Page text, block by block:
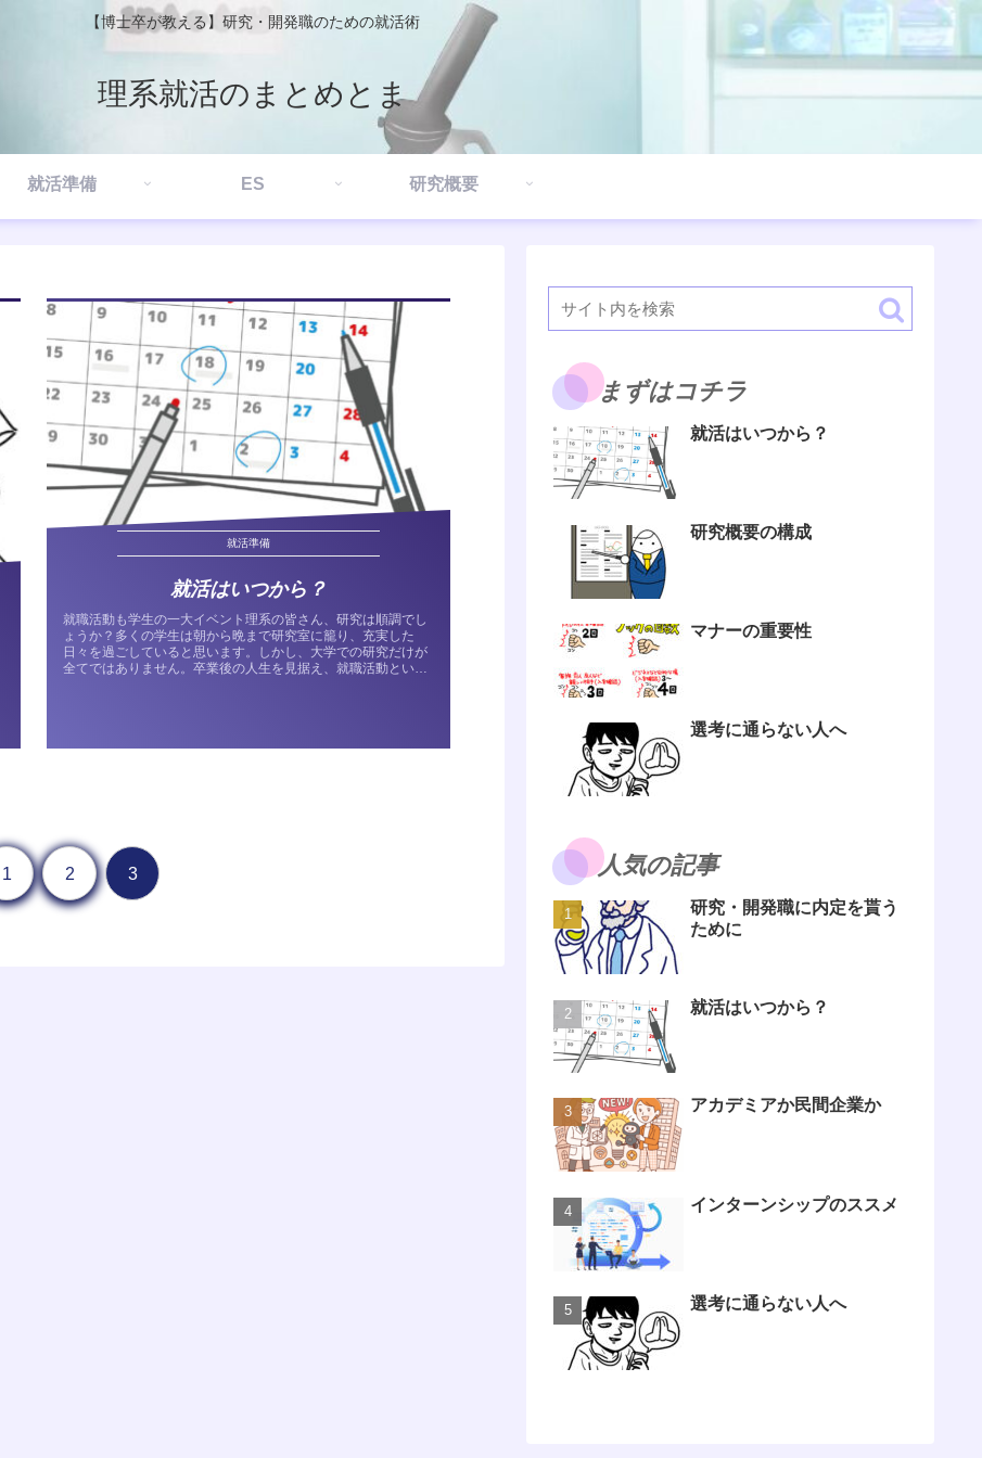
【博士卒が教える】研究・開発職のための就活術
理系就活のまとめとま
就活準備 ES 研究概要
就活準備
就活はいつから？
就職活動も学生の一大イベント理系の皆さん、研究は順調でし
ょうか？多くの学生は朝から晩まで研究室に籠り、充実した
日々を過ごしていると思います。しかし、大学での研究だけが
全てではありません。卒業後の人生を見据え、就職活動という
1 2 3
まずはコチラ
就活はいつから？
研究概要の構成
マナーの重要性
選考に通らない人へ
人気の記事
研究・開発職に内定を貰う
ために
就活はいつから？
アカデミアか民間企業か
インターンシップのススメ
選考に通らない人へ